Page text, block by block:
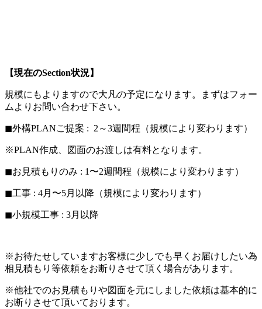
【現在のSection状況】
規模にもよりますので大凡の予定になります。まずはフォー
ムよりお問い合わせ下さい。
◼︎外構PLANご提案 : 2～3週間程（規模により変わります）
※PLAN作成、図面のお渡しは有料となります。
◼︎お見積もりのみ : 1〜2週間程（規模により変わります）
◼︎工事 : 4月〜5月以降（規模により変わります）
◼︎小規模工事 : 3月以降
※お待たせしていますお客様に少しでも早くお届けしたい為
相見積もり等依頼をお断りさせて頂く場合があります。
※他社でのお見積もりや図面を元にしました依頼は基本的に
お断りさせて頂いております。